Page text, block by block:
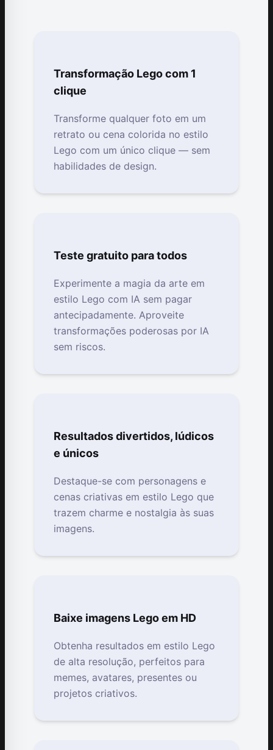
Transformação Lego com 1
clique
Transforme qualquer foto em um
retrato ou cena colorida no estilo
Lego com um único clique — sem
habilidades de design.
Teste gratuito para todos
Experimente a magia da arte em
estilo Lego com IA sem pagar
antecipadamente. Aproveite
transformações poderosas por IA
sem riscos.
Resultados divertidos, lúdicos
e únicos
Destaque-se com personagens e
cenas criativas em estilo Lego que
trazem charme e nostalgia às suas
imagens.
Baixe imagens Lego em HD
Obtenha resultados em estilo Lego
de alta resolução, perfeitos para
memes, avatares, presentes ou
projetos criativos.